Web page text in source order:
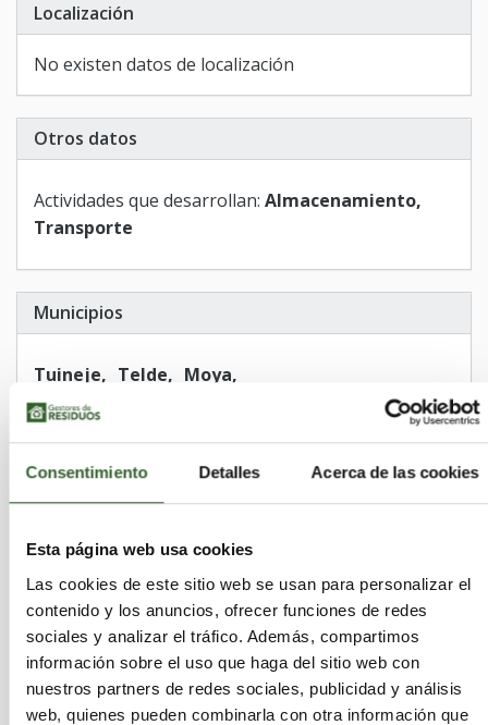
Consentimiento Detalles Acerca de las cookies
Esta página web usa cookies
Las cookies de este sitio web se usan para personalizar el
contenido y los anuncios, ofrecer funciones de redes
sociales y analizar el tráfico. Además, compartimos
información sobre el uso que haga del sitio web con
nuestros partners de redes sociales, publicidad y análisis
web, quienes pueden combinarla con otra información que
Localización
No existen datos de localización
Otros datos
Actividades que desarrollan: Almacenamiento,
Transporte
Municipios
Tuineje Telde
Moya
Aldea de San Nicolás (La)
Valsequillo de Gran Canaria
Agaete
Yaiza
Santa Lucía de Tirajana
Arrecife
Antigua Tinajo Haría
Valleseco
San Bartolomé de Tirajana
Palmas de Gran Canaria (Las)
Ingenio
Gáldar
Puerto del Rosario
Agüimes
Tejeda
Santa Brígida
Santa María de Guía de Gran Canaria
Tías
Mogán
San Bartolomé Pájara
Teguise
Teror
Oliva (La) Artenara